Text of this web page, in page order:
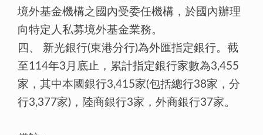
境外基金機構之國內受委任機構，於國內辦理
向特定人私募境外基金業務。
四、
新光銀行(東港分行)為外匯指定銀行。截
至114年3月底止，累計指定銀行家數為3,455
家，其中本國銀行3,415家(包括總行38家，分
行3,377家)，陸商銀行3家，外商銀行37家。